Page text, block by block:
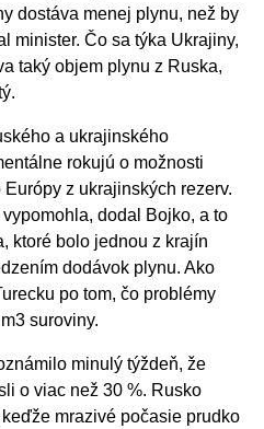
dostáva menej plynu, než by
minister. Čo sa týka Ukrajiny,
taký objem plynu z Ruska,
a ukrajinského
rokujú o možnosti
z ukrajinských rezerv.
dodal Bojko, a to
ktoré bolo jednou z krajín
dodávok plynu. Ako
po tom, čo problémy
suroviny.
minulý týždeň, že
o viac než 30 %. Rusko
mrazivé počasie prudko